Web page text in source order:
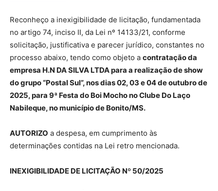
Reconheço a inexigibilidade de licitação, fundamentada
no artigo 74, inciso II, da Lei nº 14133/21, conforme
solicitação, justificativa e parecer jurídico, constantes no
processo abaixo, tendo como objeto a contratação da
empresa H.N DA SILVA LTDA para a realização de show
do grupo “Postal Sul”, nos dias 02, 03 e 04 de outubro de
2025, para 9ª Festa do Boi Mocho no Clube Do Laço
Nabileque, no município de Bonito/MS.
AUTORIZO a despesa, em cumprimento às
determinações contidas na Lei retro mencionada.
INEXIGIBILIDADE DE LICITAÇÃO Nº 50/2025